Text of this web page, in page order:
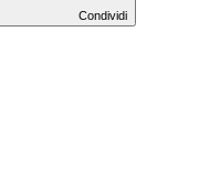
Condividi